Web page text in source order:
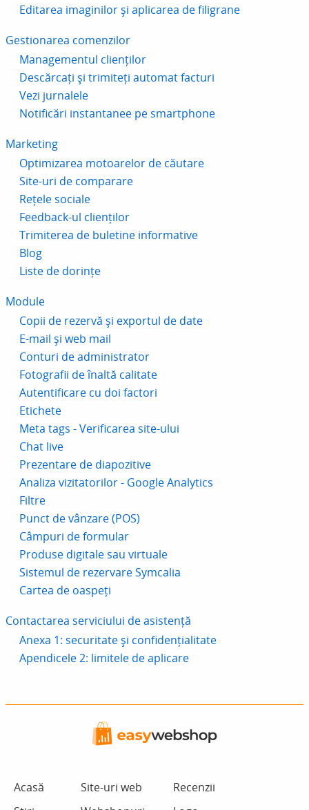
Editarea imaginilor și aplicarea de filigrane
Gestionarea comenzilor
Managementul clienților
Descărcați și trimiteți automat facturi
Vezi jurnalele
Notificări instantanee pe smartphone
Marketing
Optimizarea motoarelor de căutare
Site-uri de comparare
Rețele sociale
Feedback-ul clienților
Trimiterea de buletine informative
Blog
Liste de dorințe
Module
Copii de rezervă și exportul de date
E-mail și web mail
Conturi de administrator
Fotografii de înaltă calitate
Autentificare cu doi factori
Etichete
Meta tags - Verificarea site-ului
Chat live
Prezentare de diapozitive
Analiza vizitatorilor - Google Analytics
Filtre
Punct de vânzare (POS)
Câmpuri de formular
Produse digitale sau virtuale
Sistemul de rezervare Symcalia
Cartea de oaspeți
Contactarea serviciului de asistență
Anexa 1: securitate și confidențialitate
Apendicele 2: limitele de aplicare
Acasă
Site-uri web
Recenzii